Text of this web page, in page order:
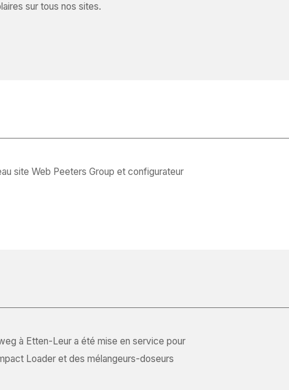
sur tous nos sites.
site Web Peeters Group et configurateur
à Etten-Leur a été mise en service pour
Loader et des mélangeurs-doseurs